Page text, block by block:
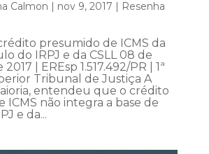
Calmon nov 9, 2017
Resenha
presumido de ICMS da
do IRPJ e da CSLL 08 de
| EREsp 1.517.492/PR | 1ª
Tribunal de Justiça A
entendeu que o crédito
ICMS não integra a base de
e da...